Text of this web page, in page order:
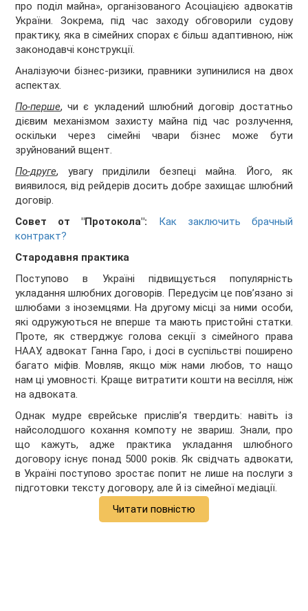
про поділ майна», організованого Асоціацією адвокатів
України. Зокрема, під час заходу обговорили судову
практику, яка в сімейних спорах є більш адаптивною, ніж
законодавчі конструкції.
Аналізуючи бізнес-ризики, правники зупинилися на двох
аспектах.
По-перше, чи є укладений шлюбний договір достатньо
дієвим механізмом захисту майна під час розлучення,
оскільки через сімейні чвари бізнес може бути
зруйнований вщент.
По-друге, увагу приділили безпеці майна. Його, як
виявилося, від рейдерів досить добре захищає шлюбний
договір.
Совет от "Протокола":
Как заключить брачный
контракт?
Стародавня практика
Поступово в Україні підвищується популярність
укладання шлюбних договорів. Передусім це пов’язано зі
шлюбами з іноземцями. На другому місці за ними особи,
які одружуються не вперше та мають пристойні статки.
Проте, як стверджує голова секції з сімейного права
НААУ, адвокат Ганна Гаро, і досі в суспільстві поширено
багато міфів. Мовляв, якщо між нами любов, то нащо
нам ці умовності. Краще витратити кошти на весілля, ніж
на адвоката.
Однак мудре єврейське прислів’я твердить: навіть із
найсолодшого кохання компоту не звариш. Знали, про
що кажуть, адже практика укладання шлюбного
договору існує понад 5000 років. Як свідчать адвокати,
в Україні поступово зростає попит не лише на послуги з
підготовки тексту договору, але й із сімейної медіації.
Читати повністю